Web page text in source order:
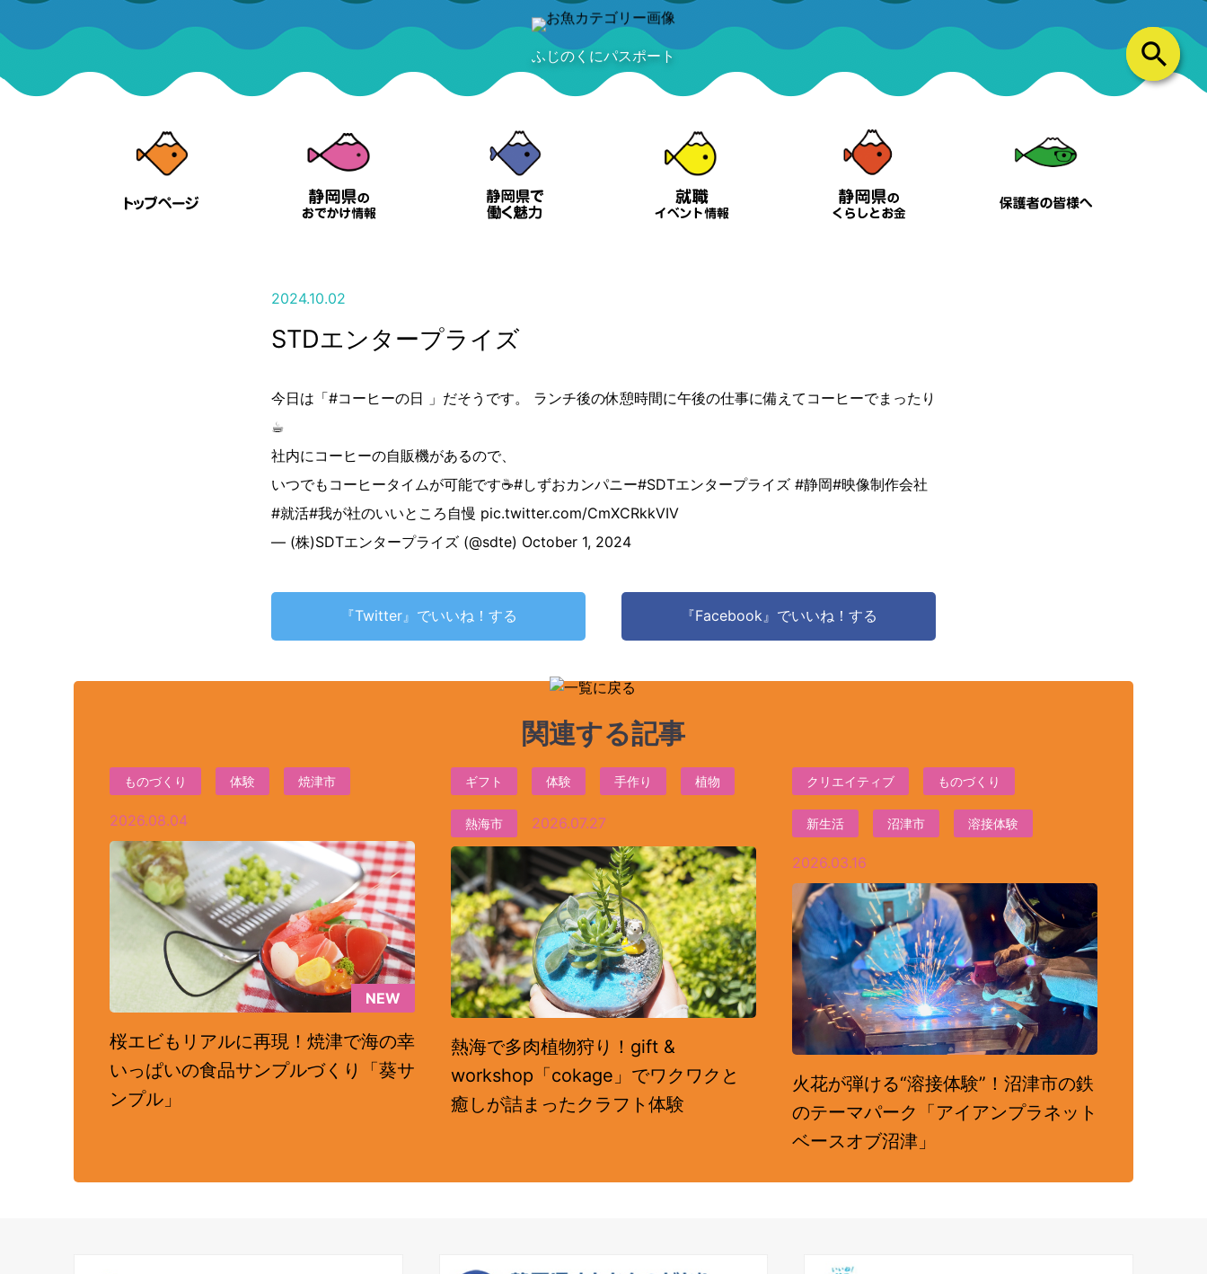
ふじのくにパスポート
2024.10.02
STDエンタープライズ
今日は「#コーヒーの日 」だそうです。 ランチ後の休憩時間に午後の仕事に備えてコーヒーでまったり
☕︎
社内にコーヒーの自販機があるので、
いつでもコーヒータイムが可能です☕️#しずおカンパニー#SDTエンタープライズ #静岡#映像制作会社
#就活#我が社のいいところ自慢 pic.twitter.com/CmXCRkkVIV
— (株)SDTエンタープライズ (@sdte) October 1, 2024
『Twitter』でいいね！する 『Facebook』でいいね！する
関連する記事
ものづくり 体験 焼津市
2026.08.04
NEW
桜エビもリアルに再現！焼津で海の幸
いっぱいの食品サンプルづくり「葵サ
ンプル」
ギフト 体験 手作り 植物
熱海市 2026.07.27
熱海で多肉植物狩り！gift &
workshop「cokage」でワクワクと
癒しが詰まったクラフト体験
クリエイティブ ものづくり
新生活 沼津市 溶接体験
2026.03.16
火花が弾ける“溶接体験”！沼津市の鉄
のテーマパーク「アイアンプラネット
ベースオブ沼津」